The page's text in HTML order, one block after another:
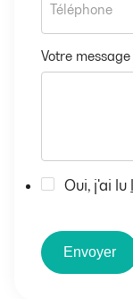
Téléphone
Votre message
Oui, j'ai lu
Envoyer